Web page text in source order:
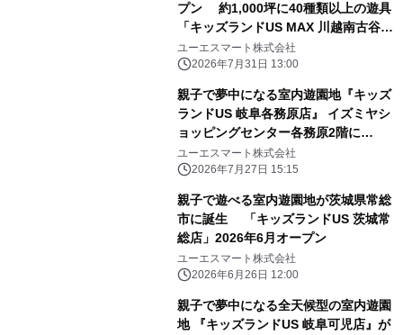
プン 約1,000坪に40種類以上の遊具
「キッズランドUS MAX 川越南古谷
店」が川越に登場
ユーエスマート株式会社
2026年7月31日 13:00
親子で夢中になる室内遊園地『キッズ
ランドUS 岐阜各務原店』 イズミヤシ
ョッピングセンター各務原2階に
7/24(金)グランドオープン！
ユーエスマート株式会社
2026年7月27日 15:15
親子で遊べる室内遊園地が茨城県常総
市に誕生 「キッズランドUS 茨城常
総店」2026年6月オープン
ユーエスマート株式会社
2026年6月26日 12:00
親子で夢中になる全天候型の室内遊園
地 『キッズランドUS 岐阜可児店』が